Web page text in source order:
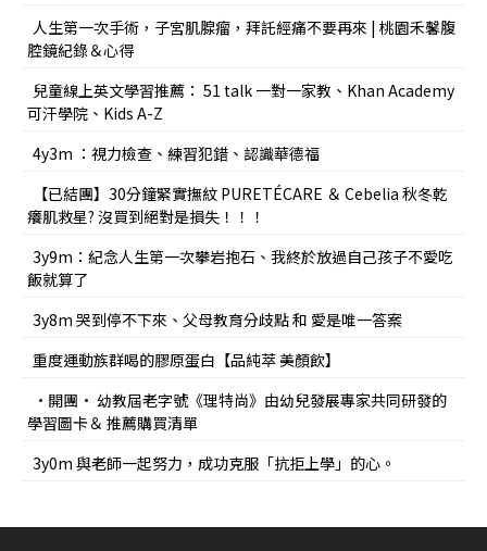
人生第一次手術，子宮肌腺瘤，拜託經痛不要再來 | 桃園禾馨腹
腔鏡紀錄＆心得
兒童線上英文學習推薦： 51 talk 一對一家教、Khan Academy
可汗學院、Kids A-Z
4y3m ：視力檢查、練習犯錯、認識華德福
【已結團】30分鐘緊實撫紋 PURETÉCARE ＆ Cebelia 秋冬乾
癢肌救星? 沒買到絕對是損失！！！
3y9m：紀念人生第一次攀岩抱石、我終於放過自己孩子不愛吃
飯就算了
3y8m 哭到停不下來、父母教育分歧點 和 愛是唯一答案
重度運動族群喝的膠原蛋白【品純萃 美顏飲】
•開團• 幼教屆老字號《理特尚》由幼兒發展專家共同研發的
學習圖卡＆ 推薦購買清單
3y0m 與老師一起努力，成功克服「抗拒上學」的心。